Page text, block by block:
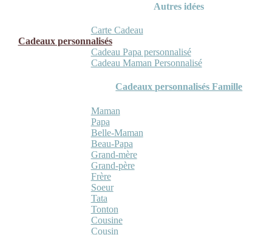
Autres idées
Carte Cadeau
Cadeaux personnalisés
Cadeau Papa personnalisé
Cadeau Maman Personnalisé
Cadeaux personnalisés Famille
Maman
Papa
Belle-Maman
Beau-Papa
Grand-mère
Grand-père
Frère
Soeur
Tata
Tonton
Cousine
Cousin